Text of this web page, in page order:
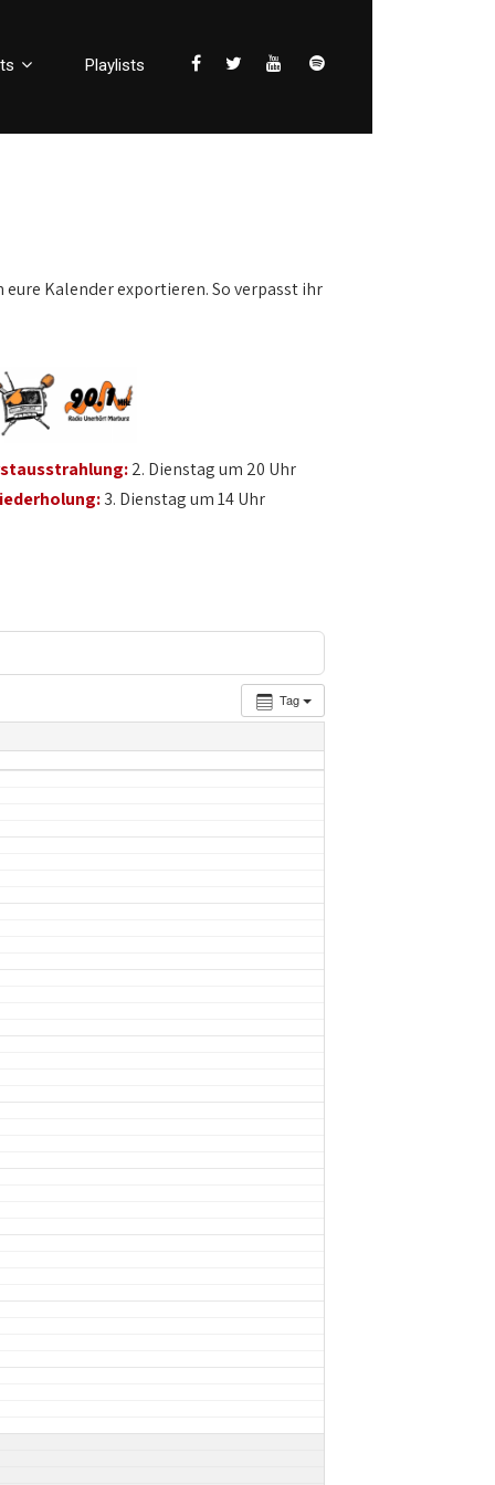
Playlists
Kalender exportieren. So verpasst ihr
2. Dienstag um 20 Uhr
3. Dienstag um 14 Uhr
Tag